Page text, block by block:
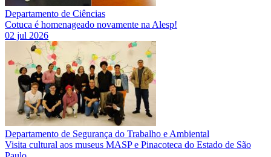
Departamento de Ciências
Cotuca é homenageado novamente na Alesp!
02 jul 2026
Departamento de Segurança do Trabalho e Ambiental
Visita cultural aos museus MASP e Pinacoteca do Estado de São